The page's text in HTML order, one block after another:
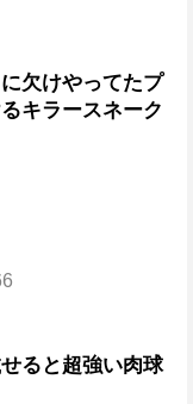
欠けやってたプ
キラースネーク
ると超強い肉球